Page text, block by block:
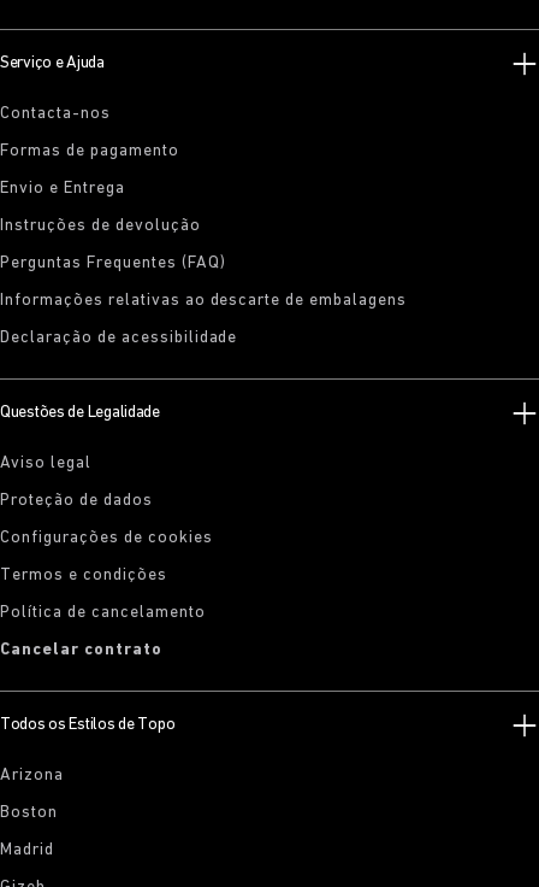
Serviço e Ajuda
Contacta-nos
Formas de pagamento
Envio e Entrega
Instruções de devolução
Perguntas Frequentes (FAQ)
Informações relativas ao descarte de embalagens
Declaração de acessibilidade
Questões de Legalidade
Aviso legal
Proteção de dados
Configurações de cookies
Termos e condições
Política de cancelamento
Cancelar contrato
Todos os Estilos de Topo
Arizona
Boston
Madrid